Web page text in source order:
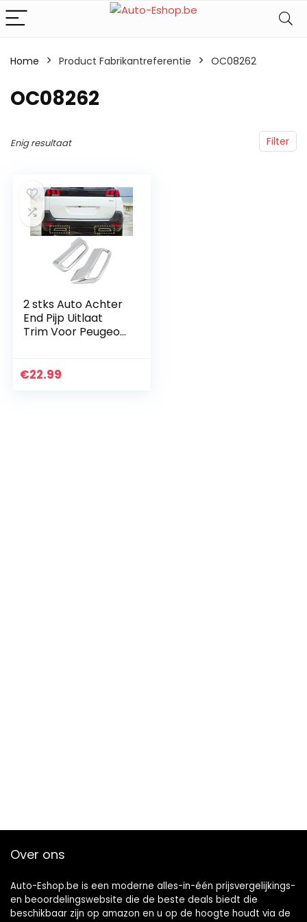
Home Product Fabrikantreferentie ‎OC08262
‎OC08262
Filter
Enig resultaat
2 stks Auto Achter
End Pijp Uitlaat
Trim Voor Peugeot
€22.99
Over ons
Auto-Eshop.be is een moderne alles-in-één prijsvergelijkings-
en beoordelingswebsite die de beste deals biedt die
beschikbaar zijn op amazon en u op de hoogte houdt via de